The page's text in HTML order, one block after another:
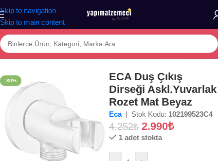
Skip to navigation
Skip to main content
Ana Sayfa/Mağaza/BANYO/DUŞ SİSTEMLERİ/Duş Çıkış Dirseği
-30%
ECA Duş Çıkış
Dirseği Askl.Yuvarlak
Rozet Mat Beyaz
Eca | Stok Kodu: 102199523C4
4.252₺ 2.990₺
1 adet stokta